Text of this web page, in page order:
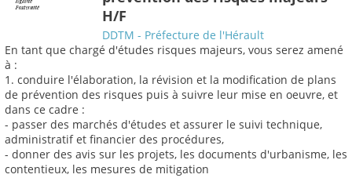
H/F
DDTM - Préfecture de l'Hérault
En tant que chargé d'études risques majeurs, vous serez amené
à :
1. conduire l'élaboration, la révision et la modification de plans
de prévention des risques puis à suivre leur mise en oeuvre, et
dans ce cadre :
- passer des marchés d'études et assurer le suivi technique,
administratif et financier des procédures,
- donner des avis sur les projets, les documents d'urbanisme, les
contentieux, les mesures de mitigation